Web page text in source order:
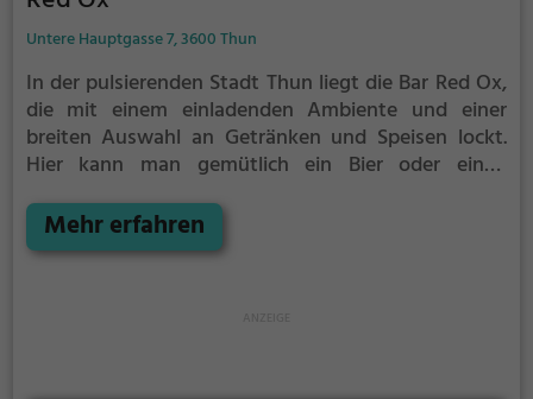
Untere Hauptgasse 7, 3600 Thun
In der pulsierenden Stadt Thun liegt die Bar Red Ox,
die mit einem einladenden Ambiente und einer
breiten Auswahl an Getränken und Speisen lockt.
Hier kann man gemütlich ein Bier oder einen
Cocktails verzaubern lassen. Auch Vegetarier
kommen hier auf ihre Kosten, denn die Bar bietet
Mehr erfahren